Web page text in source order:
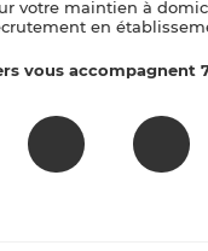
votre maintien à
en
vous accompagnent